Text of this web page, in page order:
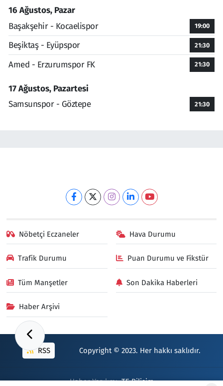
16 Ağustos, Pazar
Başakşehir - Kocaelispor
19:00
Beşiktaş - Eyüpspor 21:30
Amed - Erzurumspor FK 21:30
17 Ağustos, Pazartesi
Samsunspor - Göztepe
21:30
Nöbetçi Eczaneler Hava Durumu
Trafik Durumu Puan Durumu ve Fikstür
Tüm Manşetler Son Dakika Haberleri
Haber Arşivi
RSS Copyright © 2023. Her hakkı saklıdır.
Haber Yazılımı:TE Bilişim